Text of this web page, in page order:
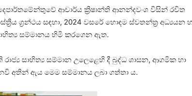
ආචාර්ය ක්‍රිෂාන්ති ආනන්දවංශ විසින් රචිත
ග්‍රන්ථය සඳහා, 2024 වසරේ හොඳම ස්වතන්ත්‍ර අධ්‍යයන
සම්මානය හිමි කරගෙන ඇත.
සාහිත්‍ය සම්මාන උලෙළෙහි දී බුද්ධ ශාසන, ආගමික හා
අතින් ඇය මෙම සම්මානය ලබා ගත්තා ය.